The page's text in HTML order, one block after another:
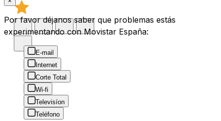
Por favor déjanos saber que problemas estás
experimentando con Movistar España:
E-mail
Internet
Corte Total
Wi-fi
Televisíon
Teléfono